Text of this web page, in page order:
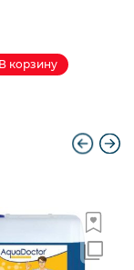
В корзину